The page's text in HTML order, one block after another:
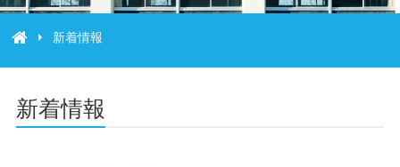
新着情報
新着情報